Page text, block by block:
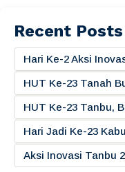
Recent Posts
Hari Ke-2 Aksi
HUT Ke-23 Tanah
HUT Ke-23 Tanbu,
Hari Jadi Ke-23
Aksi Inovasi Tanbu